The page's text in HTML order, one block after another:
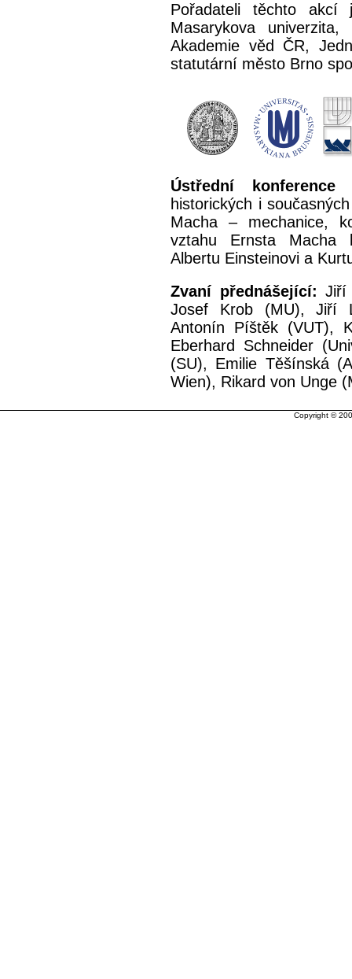
Pořadateli těchto akcí
Masarykova
Akademie věd ČR,
statutární město Brno
Ústřední konference
historických i
Macha – mechanice,
vztahu Ernsta Macha
Albertu Einsteinovi a
Zvaní přednášející: Jiří
Josef Krob (MU), Jiří
Antonín Píštěk (VUT),
Eberhard Schneider
(SU), Emilie Těšínská
Wien), Rikard von Unge
Copyright ©